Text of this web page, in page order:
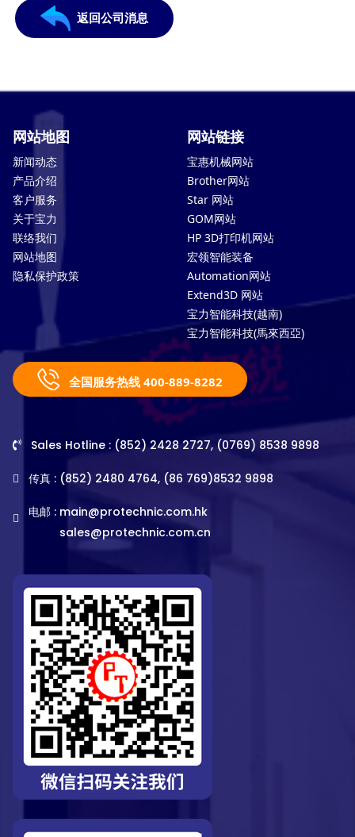
返回公司消息
网站地图
新闻动态
产品介绍
客户服务
关于宝力
联络我们
网站地图
隐私保护政策
网站链接
宝惠机械网站
Brother网站
Star 网站
GOM网站
HP 3D打印机网站
宏领智能装备
Automation网站
Extend3D 网站
宝力智能科技(越南)
宝力智能科技(馬來西亞)
全国服务热线 400-889-8282
Sales Hotline : (852) 2428 2727, (0769) 8538 9898
传真 : (852) 2480 4764, (86 769)8532 9898
电邮 : main@protechnic.com.hk
sales@protechnic.com.cn